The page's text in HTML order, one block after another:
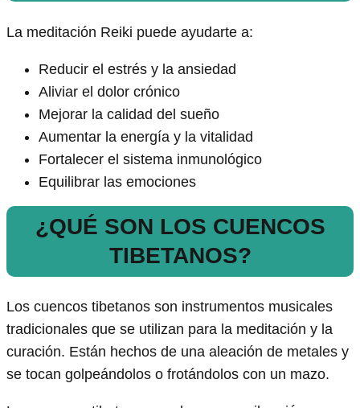
La meditación Reiki puede ayudarte a:
Reducir el estrés y la ansiedad
Aliviar el dolor crónico
Mejorar la calidad del sueño
Aumentar la energía y la vitalidad
Fortalecer el sistema inmunológico
Equilibrar las emociones
¿QUÉ SON LOS CUENCOS
TIBETANOS?
Los cuencos tibetanos son instrumentos musicales
tradicionales que se utilizan para la meditación y la
curación. Están hechos de una aleación de metales y
se tocan golpeándolos o frotándolos con un mazo.